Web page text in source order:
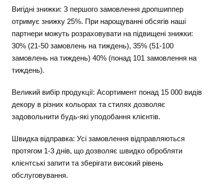
Вигідні знижки: З першого замовлення дропшиппер
отримує знижку 25%. При нарощуванні обсягів наші
партнери можуть розраховувати на підвищені знижки:
30% (21-50 замовлень на тиждень), 35% (51-100
замовлень на тиждень) 40% (понад 101 замовлення на
тиждень).
Великий вибір продукції: Асортимент понад 15 000 видів
декору в різних кольорах та стилях дозволяє
задовольнити будь-які уподобання клієнтів.
Швидка відправка: Усі замовлення відправляються
протягом 1-3 днів, що дозволяє швидко обробляти
клієнтські запити та зберігати високий рівень
обслуговування.